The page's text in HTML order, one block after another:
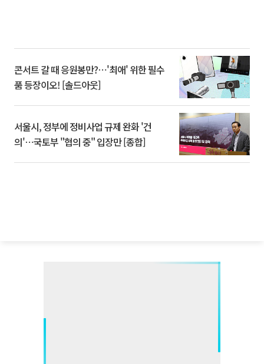
콘서트 갈 때 응원봉만?⋯'최애' 위한 필수
품 등장이오! [솔드아웃]
서울시, 정부에 정비사업 규제 완화 '건
의'⋯국토부 "협의 중" 입장만 [종합]